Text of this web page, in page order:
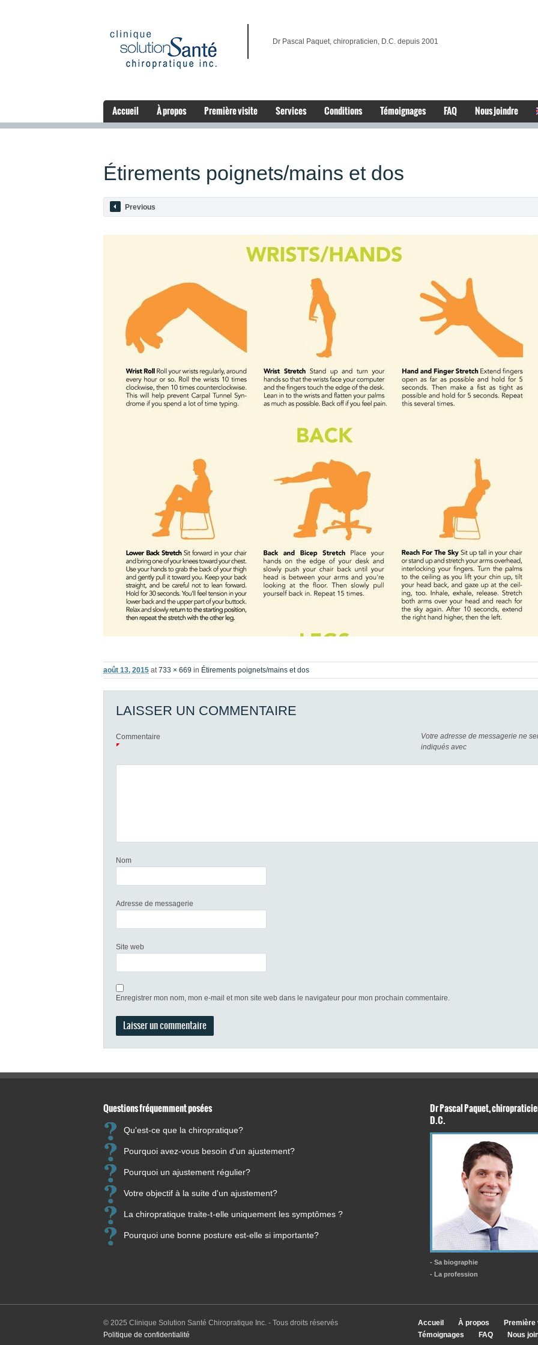
Dr Pascal Paquet, chiropraticien, D.C. depuis 2001
Accueil À propos Première visite Services Conditions Témoignages FAQ Nous joindre
Étirements poignets/mains et dos
Previous
août 13, 2015 at733 × 669 in Étirements poignets/mains et dos
LAISSER UN COMMENTAIRE
Votre adresse de messagerie ne
indiqués avec
Commentaire
Nom
Adresse de messagerie
Site web
Enregistrer mon nom, mon e-mail et mon site web dans le navigateur pour mon prochain commentaire.
Questions fréquemment posées
Qu'est-ce que la chiropratique?
Pourquoi avez-vous besoin d'un ajustement?
Pourquoi un ajustement régulier?
Votre objectif à la suite d'un ajustement?
La chiropratique traite-t-elle uniquement les symptômes ?
Pourquoi une bonne posture est-elle si importante?
Dr Pascal Paquet,
D.C.
- Sa biographie
- La profession
© 2025 Clinique Solution Santé Chiropratique Inc. - Tous droits réservés
Politique de confidentialité
Accueil À propos Première
Témoignages
FAQ Nous